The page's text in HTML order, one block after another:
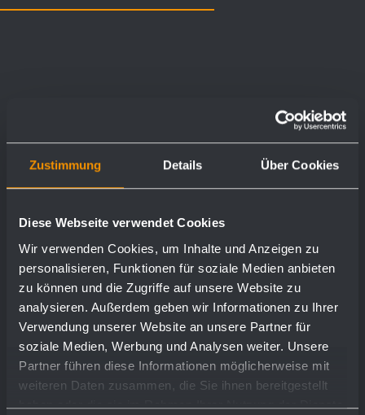
Zustimmung Details Über Cookies
Diese Webseite verwendet Cookies
Wir verwenden Cookies, um Inhalte und Anzeigen zu
personalisieren, Funktionen für soziale Medien anbieten
zu können und die Zugriffe auf unsere Website zu
analysieren. Außerdem geben wir Informationen zu Ihrer
Verwendung unserer Website an unsere Partner für
soziale Medien, Werbung und Analysen weiter. Unsere
Partner führen diese Informationen möglicherweise mit
weiteren Daten zusammen, die Sie ihnen bereitgestellt
haben oder die sie im Rahmen Ihrer Nutzung der Dienste